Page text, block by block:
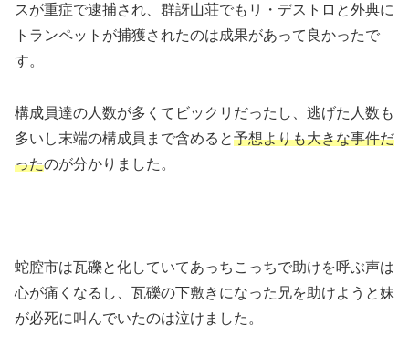
スが重症で逮捕され、群訝山荘でもリ・デストロと外典に
トランペットが捕獲されたのは成果があって良かったで
す。
構成員達の人数が多くてビックリだったし、逃げた人数も
多いし末端の構成員まで含めると予想よりも大きな事件だ
ったのが分かりました。
蛇腔市は瓦礫と化していてあっちこっちで助けを呼ぶ声は
心が痛くなるし、瓦礫の下敷きになった兄を助けようと妹
が必死に叫んでいたのは泣けました。